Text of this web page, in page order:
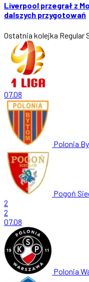
Liverpool przegrał z
dalszych przygotowań
Ostatnia kolejka Regular
07.08
Polonia
Pogoń
2
2
07.08
Polonia